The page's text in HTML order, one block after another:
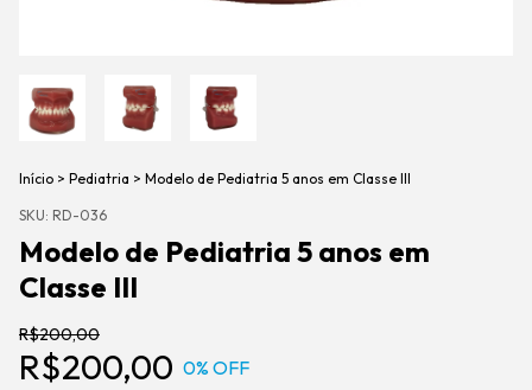
Início > Pediatria > Modelo de Pediatria 5 anos em Classe III
SKU: RD-036
Modelo de Pediatria 5 anos em
Classe III
R$200,00
R$200,00 0% OFF